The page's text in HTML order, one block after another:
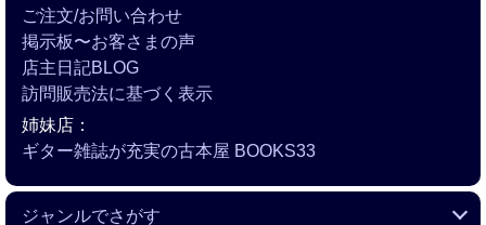
ご注文/お問い合わせ
掲示板〜お客さまの声
店主日記BLOG
訪問販売法に基づく表示
姉妹店：
ギター雑誌が充実の古本屋 BOOKS33
ジャンルでさがす